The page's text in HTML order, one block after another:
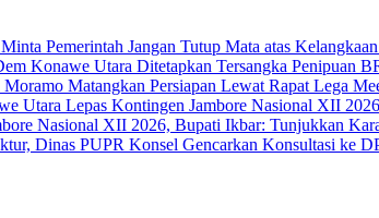
Nasional XII 2026, Bupati Ikbar: Tunjukkan